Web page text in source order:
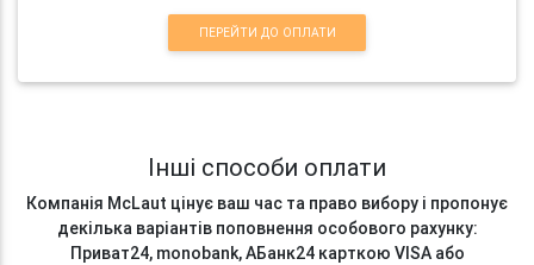
ПЕРЕЙТИ ДО ОПЛАТИ
Інші способи оплати
Компанія McLaut цінує ваш час та право вибору і пропонує
декілька варіантів поповнення особового рахунку:
Приват24, monobank, АБанк24 карткою VISA або